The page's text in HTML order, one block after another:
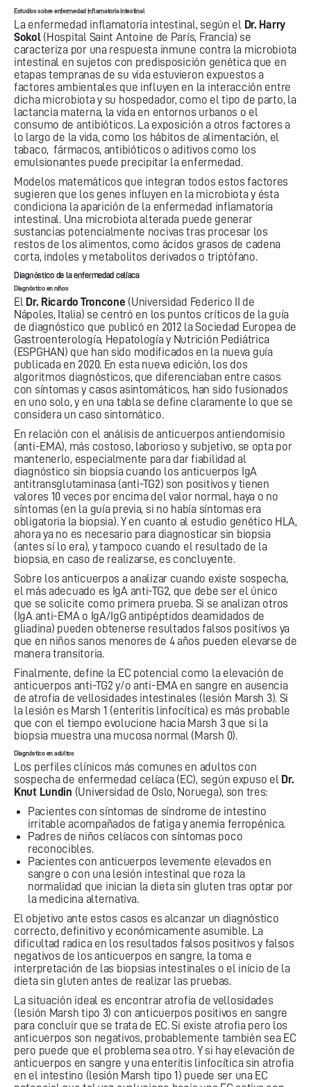
Estudios sobre enfermedad inflamatoria intestinal
La enfermedad inflamatoria intestinal, según el Dr. Harry
Sokol(Hospital Saint Antoine de París, Francia) se
caracteriza por una respuesta inmune contra la microbiota
intestinal en sujetos con predisposición genética que en
etapas tempranas de su vida estuvieron expuestos a
factores ambientales que influyen en la interacción entre
dicha microbiota y su hospedador, como el tipo de parto, la
lactancia materna, la vida en entornos urbanos o el
consumo de antibióticos. La exposición a otros factores a
lo largo de la vida, como los hábitos de alimentación, el
tabaco, fármacos, antibióticos o aditivos como los
emulsionantes puede precipitar la enfermedad.
Modelos matemáticos que integran todos estos factores
sugieren que los genes influyen en la microbiota y ésta
condiciona la aparición de la enfermedad inflamatoria
intestinal. Una microbiota alterada puede generar
sustancias potencialmente nocivas tras procesar los
restos de los alimentos, como ácidos grasos de cadena
corta, indoles y metabolitos derivados o triptófano.
Diagnóstico de la enfermedad celíaca
Diagnóstico en niños
El Dr. Ricardo Troncone (Universidad Federico II de
Nápoles, Italia) se centró en los puntos críticos de la guía
de diagnóstico que publicó en 2012 la Sociedad Europea de
Gastroenterología, Hepatología y Nutrición Pediátrica
(ESPGHAN) que han sido modificados en la nueva guía
publicada en 2020. En esta nueva edición, los dos
algoritmos diagnósticos, que diferenciaban entre casos
con síntomas y casos asintomáticos, han sido fusionados
en uno solo, y en una tabla se define claramente lo que se
considera un caso sintomático.
En relación con el análisis de anticuerpos antiendomisio
(anti-EMA), más costoso, laborioso y subjetivo, se opta por
mantenerlo, especialmente para dar fiabilidad al
diagnóstico sin biopsia cuando los anticuerpos IgA
antitransglutaminasa (anti-TG2) son positivos y tienen
valores 10 veces por encima del valor normal, haya o no
síntomas (en la guía previa, si no había síntomas era
obligatoria la biopsia). Y en cuanto al estudio genético HLA,
ahora ya no es necesario para diagnosticar sin biopsia
(antes sí lo era), y tampoco cuando el resultado de la
biopsia, en caso de realizarse, es concluyente.
Sobre los anticuerpos a analizar cuando existe sospecha,
el más adecuado es IgA anti-TG2, que debe ser el único
que se solicite como primera prueba. Si se analizan otros
(IgA anti-EMA o IgA/IgG antipéptidos deamidados de
gliadina) pueden obtenerse resultados falsos positivos ya
que en niños sanos menores de 4 años pueden elevarse de
manera transitoria.
Finalmente, define la EC potencial como la elevación de
anticuerpos anti-TG2 y/o anti-EMA en sangre en ausencia
de atrofia de vellosidades intestinales (lesión Marsh 3). Si
la lesión es Marsh 1 (enteritis linfocítica) es más probable
que con el tiempo evolucione hacia Marsh 3 que si la
biopsia muestra una mucosa normal (Marsh 0).
Diagnóstico en adultos
Los perfiles clínicos más comunes en adultos con
sospecha de enfermedad celíaca (EC), según expuso el Dr.
Knut Lundin (Universidad de Oslo, Noruega), son tres:
Pacientes con síntomas de síndrome de intestino
irritable acompañados de fatiga y anemia ferropénica.
Padres de niños celíacos con síntomas poco
reconocibles.
Pacientes con anticuerpos levemente elevados en
sangre o con una lesión intestinal que roza la
normalidad que inician la dieta sin gluten tras optar por
la medicina alternativa.
El objetivo ante estos casos es alcanzar un diagnóstico
correcto, definitivo y económicamente asumible. La
dificultad radica en los resultados falsos positivos y falsos
negativos de los anticuerpos en sangre, la toma e
interpretación de las biopsias intestinales o el inicio de la
dieta sin gluten antes de realizar las pruebas.
La situación ideal es encontrar atrofia de vellosidades
(lesión Marsh tipo 3) con anticuerpos positivos en sangre
para concluir que se trata de EC. Si existe atrofia pero los
anticuerpos son negativos, probablemente también sea EC
pero puede que el problema sea otro. Y si hay elevación de
anticuerpos en sangre y una enteritis linfocítica sin atrofia
en el intestino (lesión Marsh tipo 1) puede ser una EC